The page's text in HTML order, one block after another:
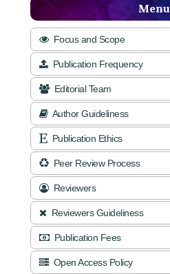
Menu
Focus and Scope
Publication Frequency
Editorial Team
Author Guideliness
Publication Ethics
Peer Review Process
Reviewers
Reviewers Guideliness
Publication Fees
Open Access Policy